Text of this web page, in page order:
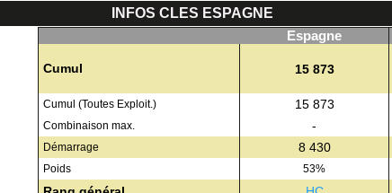
INFOS CLES ESPAGNE
Espagne
Cumul 15 873
Cumul (Toutes Exploit.) 15 873
Combinaison max. -
Démarrage 8 430
Poids 53%